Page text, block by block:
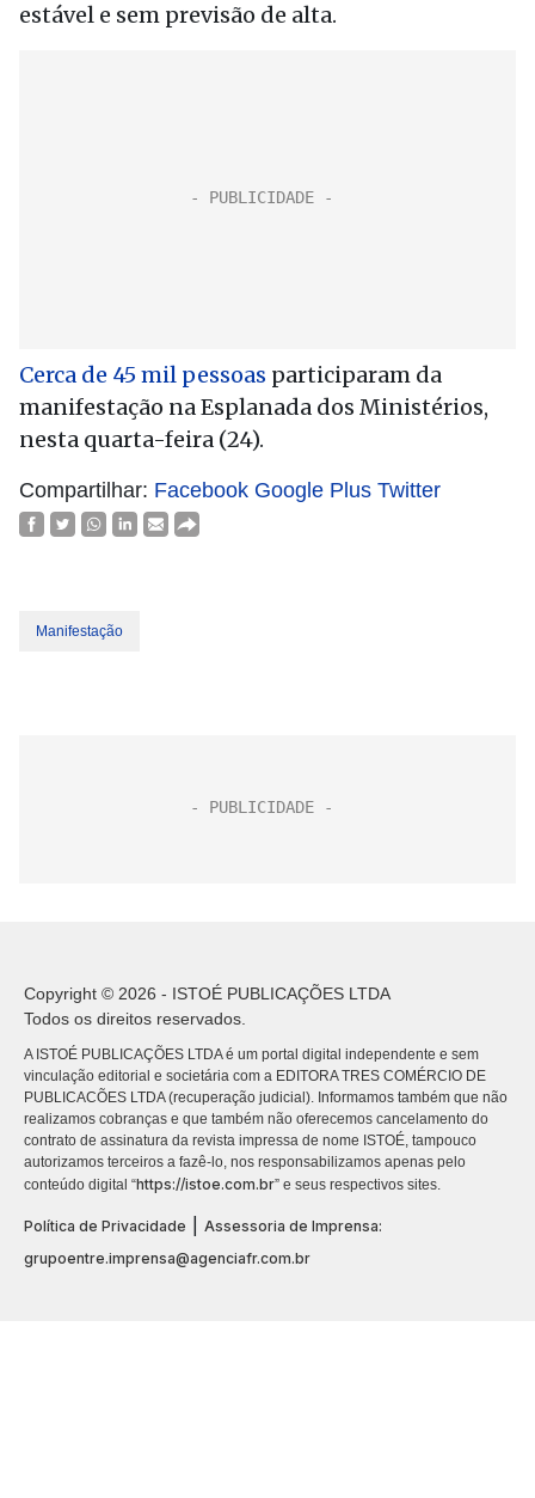
estável e sem previsão de alta.
Cerca de 45 mil pessoas participaram da
manifestação na Esplanada dos Ministérios,
nesta quarta-feira (24).
Compartilhar: Facebook Google Plus Twitter
Manifestação
Copyright © 2026 - ISTOÉ PUBLICAÇÕES LTDA
Todos os direitos reservados.
A ISTOÉ PUBLICAÇÕES LTDA é um portal digital independente e sem
vinculação editorial e societária com a EDITORA TRES COMÉRCIO DE
PUBLICACÕES LTDA (recuperação judicial). Informamos também que não
realizamos cobranças e que também não oferecemos cancelamento do
contrato de assinatura da revista impressa de nome ISTOÉ, tampouco
autorizamos terceiros a fazê-lo, nos responsabilizamos apenas pelo
conteúdo digital “https://istoe.com.br” e seus respectivos sites.
Política de Privacidade
Assessoria de Imprensa:
grupoentre.imprensa@agenciafr.com.br